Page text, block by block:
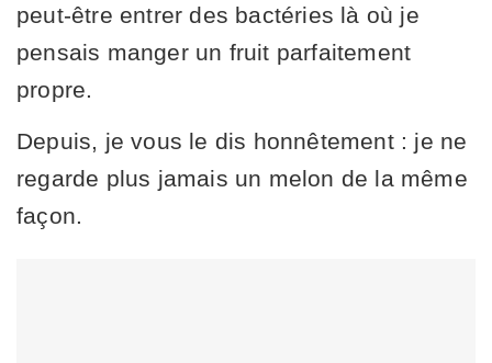
peut-être entrer des bactéries là où je
pensais manger un fruit parfaitement
propre.
Depuis, je vous le dis honnêtement : je ne
regarde plus jamais un melon de la même
façon.